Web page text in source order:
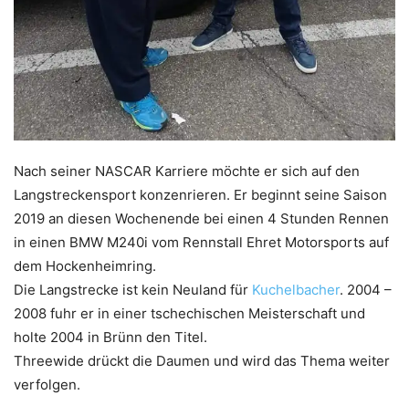
Nach seiner NASCAR Karriere möchte er sich auf den
Langstreckensport konzenrieren. Er beginnt seine Saison
2019 an diesen Wochenende bei einen 4 Stunden Rennen
in einen BMW M240i vom Rennstall Ehret Motorsports auf
dem Hockenheimring.
Die Langstrecke ist kein Neuland für Kuchelbacher. 2004 –
2008 fuhr er in einer tschechischen Meisterschaft und
holte 2004 in Brünn den Titel.
Threewide drückt die Daumen und wird das Thema weiter
verfolgen.